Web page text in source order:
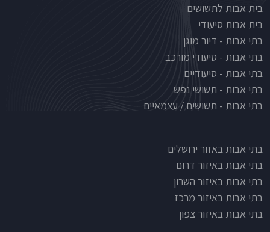
בית אבות לתשושים
בית אבות סיעודי
בתי אבות - דיור מוגן
בתי אבות - סיעודי מורכב
בתי אבות - סיעודיים
בתי אבות - תשושי נפש
בתי אבות - תשושים / עצמאיים
בתי אבות לפי אזורים
בתי אבות באזור ירושלים
בתי אבות באיזור דרום
בתי אבות באיזור השרון
בתי אבות באיזור מרכז
בתי אבות באיזור צפון